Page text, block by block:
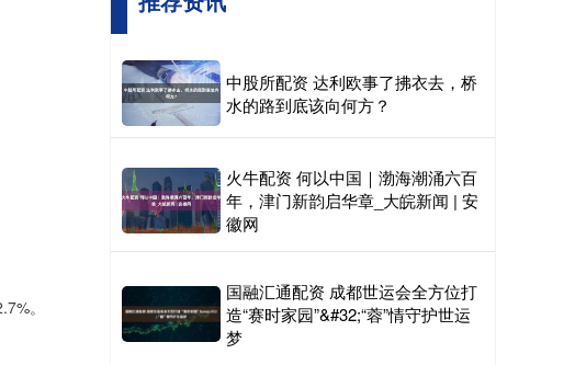
。
中股所配资 达利欧事了拂衣去，桥
水的路到底该向何方？
火牛配资 何以中国｜渤海潮涌六百
年，津门新韵启华章_大皖新闻 | 安
徽网
国融汇通配资 成都世运会全方位打
造“赛时家园”&#32;“蓉”情守护世运
梦